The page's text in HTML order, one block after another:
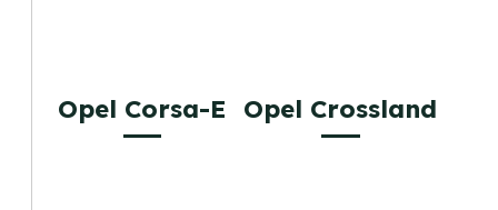
Opel Corsa-E Opel Crossland